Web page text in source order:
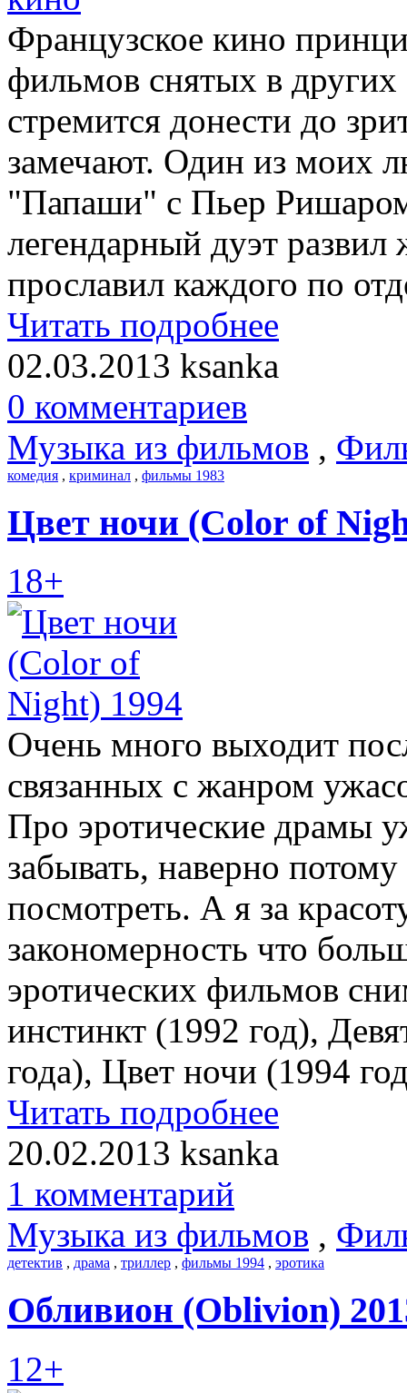
Французское кино
фильмов снятых в других
стремится донести до
замечают. Один из моих
"Папаши" с Пьер
легендарный дуэт
прославил каждого по
Читать подробнее
02.03.2013 ksanka
0 комментариев
Музыка из фильмов ,
комедия , криминал , фильмы 1983
Цвет ночи (Color of
18+
Очень много выходит
связанных с жанром
Про эротические драмы
забывать, наверно
посмотреть. А я за
закономерность что
эротических фильмов
инстинкт (1992 год),
года), Цвет ночи (1994
Читать подробнее
20.02.2013 ksanka
1 комментарий
Музыка из фильмов ,
детектив , драма , триллер , фильмы 1994 , эротика
Обливион (Oblivion)
12+